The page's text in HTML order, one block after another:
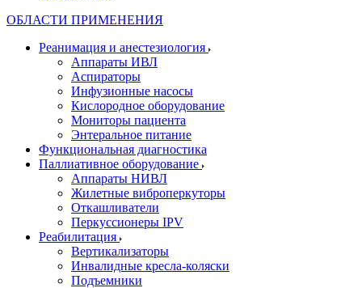
ОБЛАСТИ ПРИМЕНЕНИЯ
Реанимация и анестезиология
Аппараты ИВЛ
Аспираторы
Инфузионные насосы
Кислородное оборудование
Мониторы пациента
Энтеральное питание
Функциональная диагностика
Паллиативное оборудование
Аппараты НИВЛ
Жилетные виброперкуторы
Откашливатели
Перкуссионеры IPV
Реабилитация
Вертикализаторы
Инвалидные кресла-коляски
Подъемники